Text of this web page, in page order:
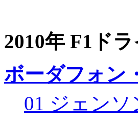
2010年 F1ド
ボーダフォン
01 ジェン